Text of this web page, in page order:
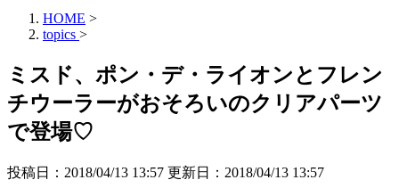
HOME >
topics >
ミスド、ポン・デ・ライオンとフレン
チウーラーがおそろいのクリアパーツ
で登場♡
投稿日：2018/04/13 13:57 更新日： 2018/04/13 13:57